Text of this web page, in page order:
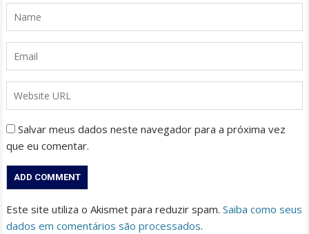
Salvar meus dados neste navegador para a próxima vez
que eu comentar.
Este site utiliza o Akismet para reduzir spam.Saiba como seus
dados em comentários são processados.